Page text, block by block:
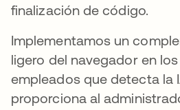
finalización de código.
Implementamos un
ligero del navegador en
empleados que detecta la
proporciona al